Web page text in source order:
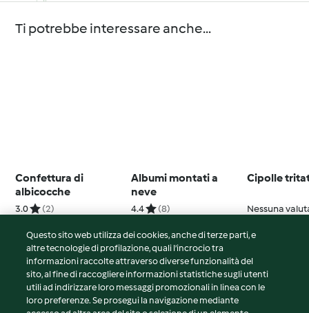
Ti potrebbe interessare anche...
Confettura di
albicocche
3.0 (2)
Albumi montati a
neve
4.4 (8)
Cipolle
Nessuna
© Copyright 2026
Termini del servizio
Questo sito web utilizza dei cookies, anche di terze parti, e
altre tecnologie di profilazione, quali l’incrocio tra
informazioni raccolte attraverso diverse funzionalità del
sito, al fine di raccogliere informazioni statistiche sugli utenti
utili ad indirizzare loro messaggi promozionali in linea con le
loro preferenze. Se prosegui la navigazione mediante